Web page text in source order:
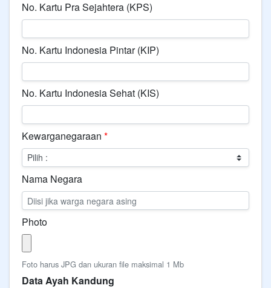
No. Kartu Pra Sejahtera (KPS)
No. Kartu Indonesia Pintar (KIP)
No. Kartu Indonesia Sehat (KIS)
Kewarganegaraan *
Nama Negara
Photo
Foto harus JPG dan ukuran file maksimal 1 Mb
Data Ayah Kandung